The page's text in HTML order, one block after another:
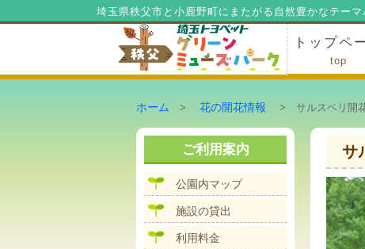
埼玉県秩父市と小鹿野町にまたがる自然豊かなテーマ
トップペ
top
ホーム > 花の開花情報 > サルスベリ開
サ
ご利用案内
公園内マップ
施設の貸出
利用料金